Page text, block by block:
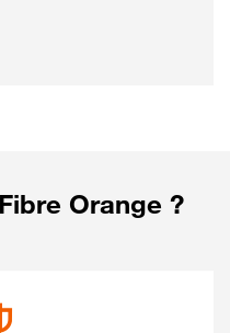
Orange ?